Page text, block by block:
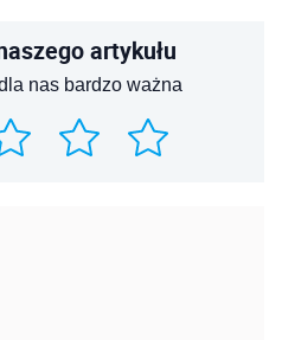
artykułu
nas bardzo ważna